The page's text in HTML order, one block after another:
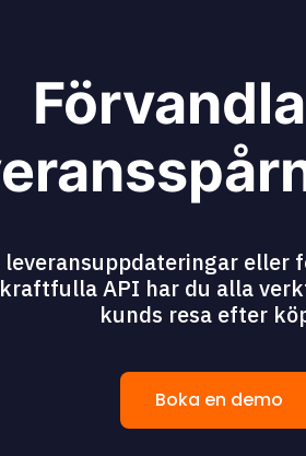
API har du alla
kunds resa efter
Boka en demo